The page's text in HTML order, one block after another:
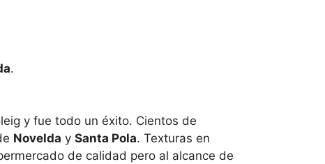
.
y fue todo un éxito. Cientos de
Novelda y Santa Pola. Texturas en
de calidad pero al alcance de